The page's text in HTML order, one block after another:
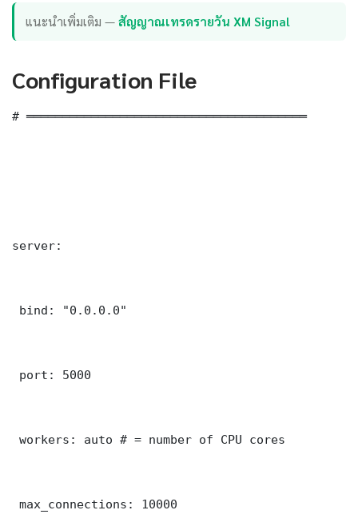
แนะนำเพิ่มเติม —สัญญาณเทรดรายวัน XM Signal
Configuration File
# ═══════════════════════════════════════
server:
bind: "0.0.0.0"
port: 5000
workers: auto # = number of CPU cores
max_connections: 10000